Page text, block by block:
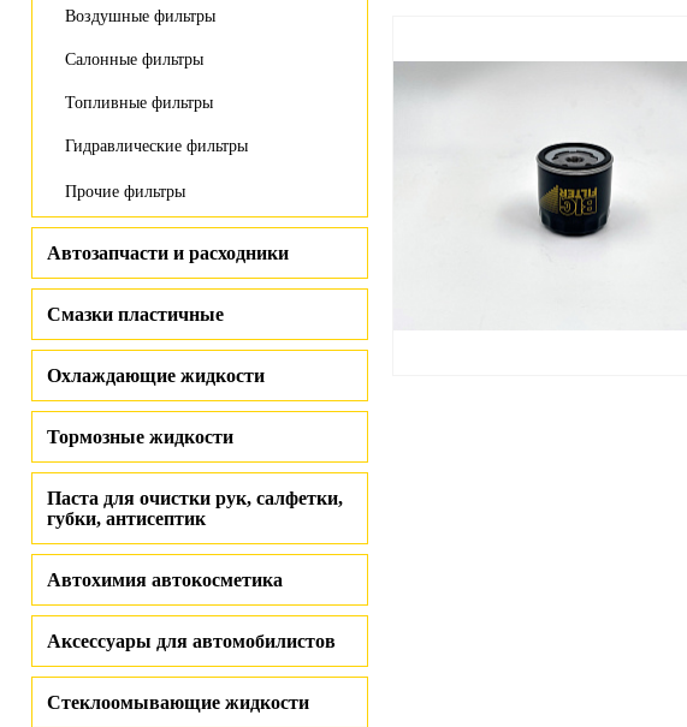
Воздушные фильтры
Салонные фильтры
Топливные фильтры
Гидравлические фильтры
Прочие фильтры
Автозапчасти и расходники
Смазки пластичные
Охлаждающие жидкости
Тормозные жидкости
Паста для очистки рук, салфетки,
губки, антисептик
Автохимия автокосметика
Аксессуары для автомобилистов
Стеклоомывающие жидкости